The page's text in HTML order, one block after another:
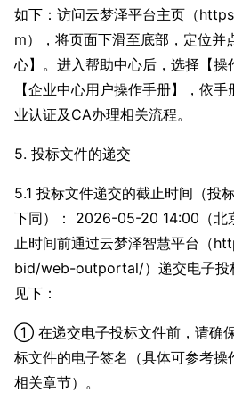
如下：访问云梦泽平台主页（
m），将页面下滑至底部，定位并
心】。进入帮助中心后，选择【操
【企业中心用户操作手册】，依
业认证及CA办理相关流程。
5. 投标文件的递交
5.1 投标文件递交的截止时间（投
下同）： 2026-05-20 14:00（北
止时间前通过云梦泽智慧平台（
bid/web-outportal/）递交电子投
见下：
① 在递交电子投标文件前，请确
标文件的电子签名（具体可参考操
相关章节）。